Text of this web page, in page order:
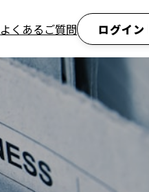
よくあるご質問 ログイン